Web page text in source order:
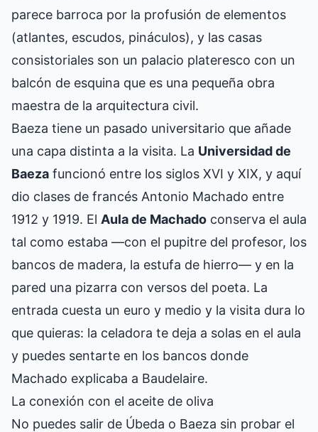
parece barroca por la profusión de elementos
(atlantes, escudos, pináculos), y las casas
consistoriales son un palacio plateresco con un
balcón de esquina que es una pequeña obra
maestra de la arquitectura civil.
Baeza tiene un pasado universitario que añade
una capa distinta a la visita. La Universidad de
Baeza funcionó entre los siglos XVI y XIX, y aquí
dio clases de francés Antonio Machado entre
1912 y 1919. El Aula de Machado conserva el aula
tal como estaba —con el pupitre del profesor, los
bancos de madera, la estufa de hierro— y en la
pared una pizarra con versos del poeta. La
entrada cuesta un euro y medio y la visita dura lo
que quieras: la celadora te deja a solas en el aula
y puedes sentarte en los bancos donde
Machado explicaba a Baudelaire.
La conexión con el aceite de oliva
No puedes salir de Úbeda o Baeza sin probar el